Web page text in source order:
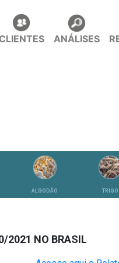
CLIENTES ANÁLISES
ALGODÃO TRIGO
2021 NO BRASIL